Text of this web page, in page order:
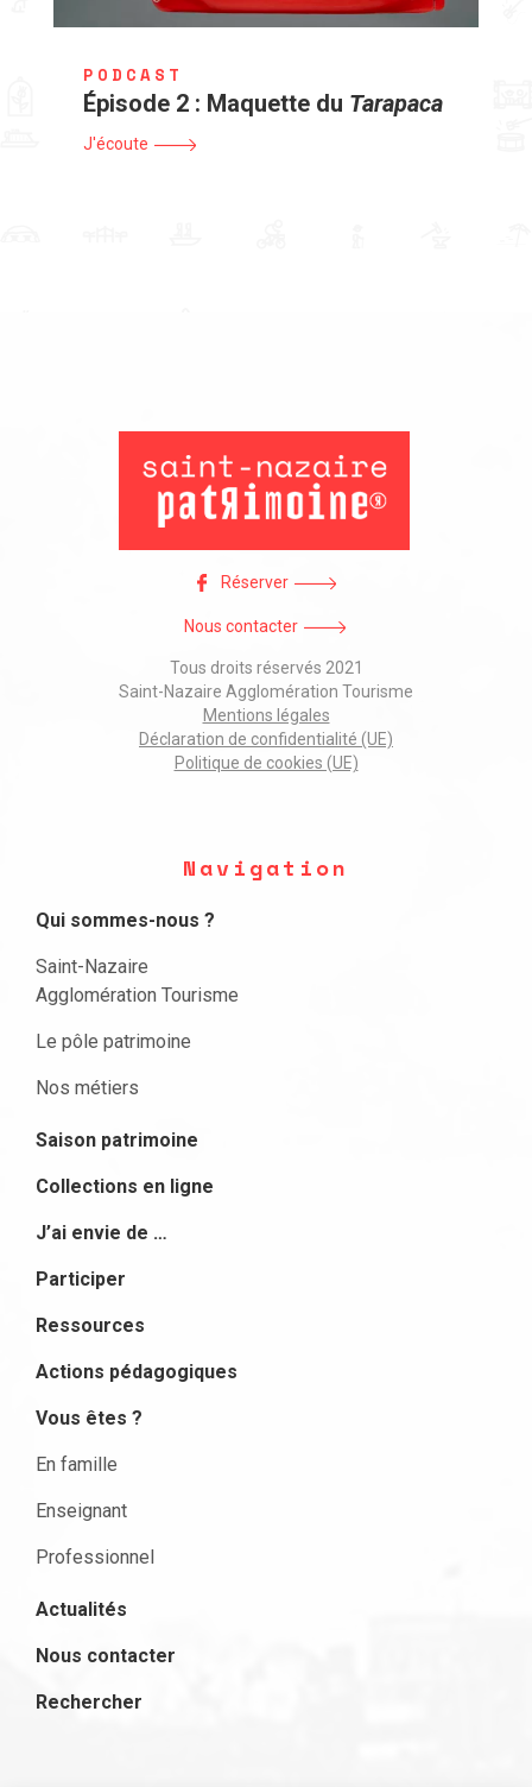
PODCAST
Épisode 2 : Maquette du Tarapaca
J'écoute
Réserver
Nous contacter
Tous droits réservés 2021
Saint-Nazaire Agglomération Tourisme
Mentions légales
Déclaration de confidentialité (UE)
Politique de cookies (UE)
Navigation
Qui sommes-nous ?
Saint-Nazaire
Agglomération Tourisme
Le pôle patrimoine
Nos métiers
Saison patrimoine
Collections en ligne
J’ai envie de …
Participer
Ressources
Actions pédagogiques
Vous êtes ?
En famille
Enseignant
Professionnel
Actualités
Nous contacter
Rechercher